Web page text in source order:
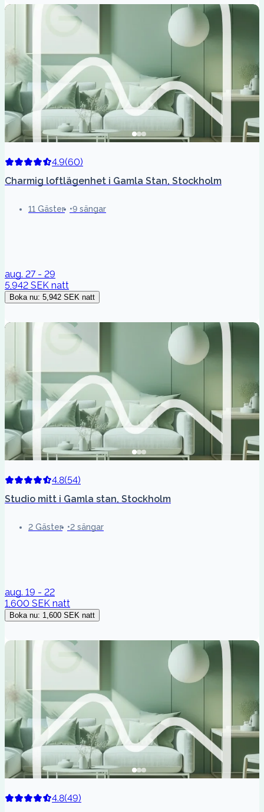
4.9(60)
Charmig loftlägenhet i Gamla Stan, Stockholm
11 Gäster 9 sängar
aug. 27 - 29
5,942 SEK natt
Boka nu: 5,942 SEK natt
4.8(54)
Studio mitt i Gamla stan, Stockholm
2 Gäster 2 sängar
aug. 19 - 22
1,600 SEK natt
Boka nu: 1,600 SEK natt
4.8(49)